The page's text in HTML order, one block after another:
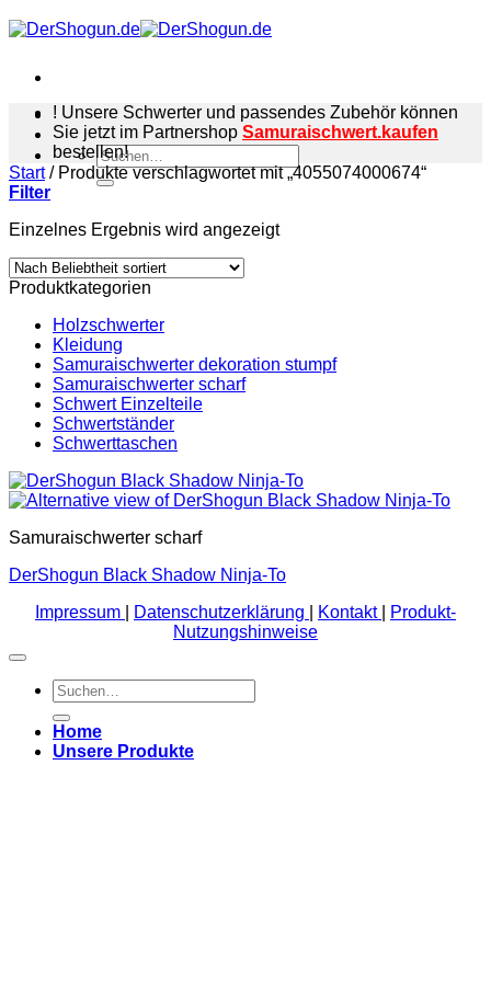
Zum
Inhalt
Suchen
nach:
! Unsere Schwerter und passendes Zubehör können
Sie jetzt im Partnershop Samuraischwert.kaufen
bestellen!
Start /Produkte verschlagwortet mit „4055074000674“
Filter
Einzelnes Ergebnis wird angezeigt
Produktkategorien
Holzschwerter
Kleidung
Samuraischwerter dekoration stumpf
Samuraischwerter scharf
Schwert Einzelteile
Schwertständer
Schwerttaschen
Samuraischwerter scharf
DerShogun Black Shadow Ninja-To
Impressum
Datenschutzerklärung Kontakt
Produkt-
Nutzungshinweise
Suchen
nach:
Home
Unsere Produkte